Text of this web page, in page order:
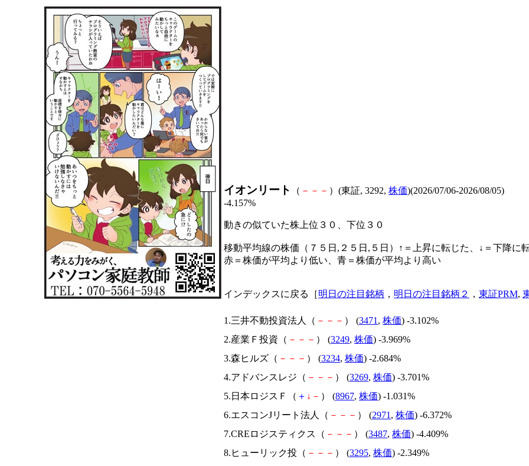
イオンリート （ － － － ）(東証, 3292, 株価)(2026/07/06-2026/08/05)
-4.157%
動きの似ていた株上位３０、下位３０
移動平均線の株価（７５日,２５日,５日）↑＝上昇に転じた、↓＝下降に
赤＝株価が平均より低い、青＝株価が平均より高い
インデックスに戻る［明日の注目銘柄 ， 明日の注目銘柄２ ， 東証PRM,
1.三井不動投資法人（ － － － ） (3471 , 株価) -3.102%
2.産業Ｆ投資（ － － － ） (3249, 株価) -3.969%
3.森ヒルズ（ － － － ） (3234, 株価) -2.684%
4.アドバンスレジ（ － － － ） (3269, 株価) -3.701%
5.日本ロジスＦ（ ＋ ↓ － ） (8967, 株価) -1.031%
6.エスコンJリート法人（ － － － ） (2971 , 株価) -6.372%
7.CREロジスティクス（ － － － ） (3487, 株価) -4.409%
8.ヒューリック投（ － － － ） (3295, 株価) -2.349%